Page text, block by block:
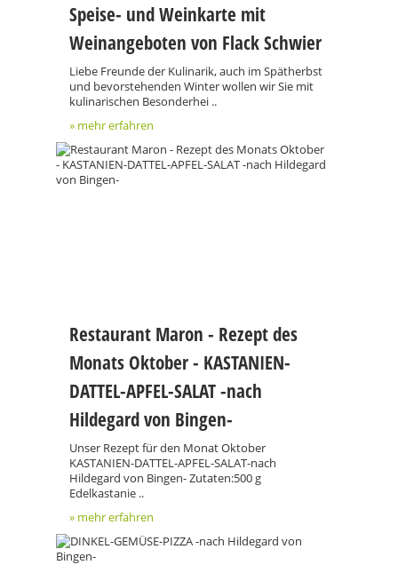
Speise- und Weinkarte mit
Weinangeboten von Flack Schwier
Liebe Freunde der Kulinarik, auch im Spätherbst
und bevorstehenden Winter wollen wir Sie mit
kulinarischen Besonderhei ..
» mehr erfahren
Restaurant Maron - Rezept des
Monats Oktober - KASTANIEN-
DATTEL-APFEL-SALAT -nach
Hildegard von Bingen-
Unser Rezept für den Monat Oktober
KASTANIEN-DATTEL-APFEL-SALAT-nach
Hildegard von Bingen- Zutaten:500 g
Edelkastanie ..
» mehr erfahren